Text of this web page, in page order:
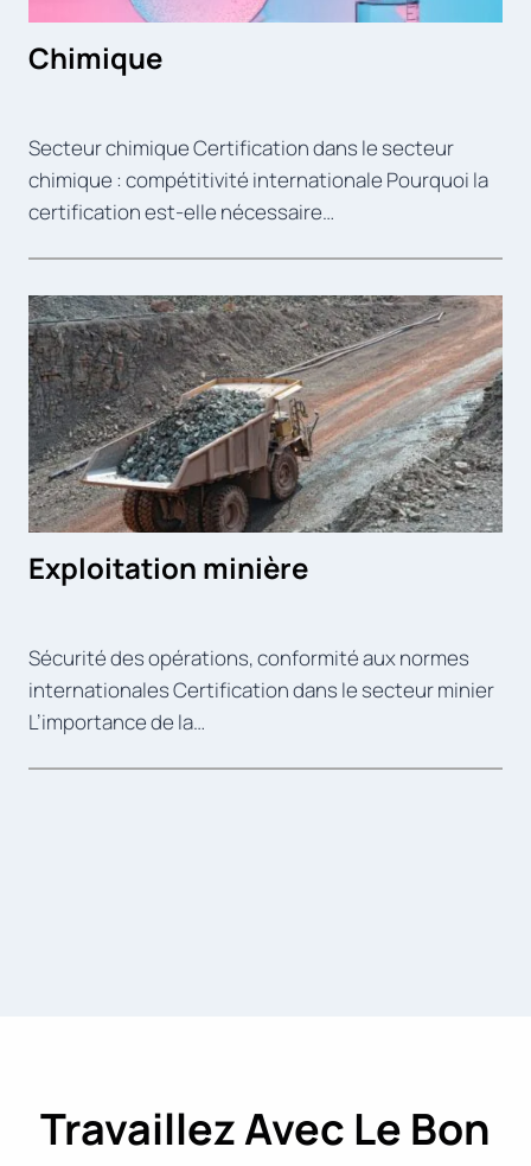
Chimique
Secteur chimique Certification dans le secteur
chimique : compétitivité internationale Pourquoi la
certification est-elle nécessaire…
Exploitation minière
Sécurité des opérations, conformité aux normes
internationales Certification dans le secteur minier
L’importance de la…
Travaillez Avec Le Bon